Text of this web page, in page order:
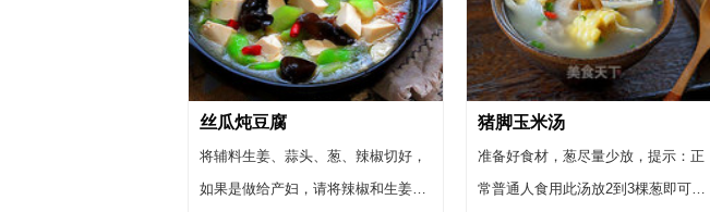
丝瓜炖豆腐
将辅料生姜、蒜头、葱、辣椒切好，
如果是做给产妇，请将辣椒和生姜、
猪脚玉米汤
准备好食材，葱尽量少放，提示：正
常普通人食用此汤放2到3棵葱即可，